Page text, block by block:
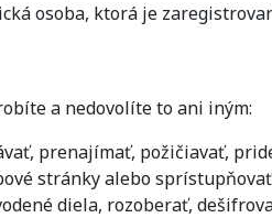
osoba, ktorá je
a nedovolíte to ani iným:
prenajímať, požičiavať,
stránky alebo
diela, rozoberať,